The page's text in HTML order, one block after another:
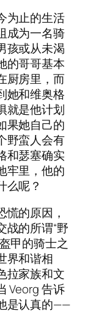
为止的生活
成为一名骑
孩或从未渴
的哥哥基本
厨房里，而
她和维奥格
就是他计划
果她自己的
野蛮人会有
和瑟塞确实
牢里，他的
么呢？
的原因，
战的所谓“野
甲的骑士之
界和谐相
拉家族和文
Veorg 告诉
是认真的——